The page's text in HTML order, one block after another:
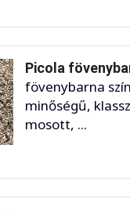
Picola
fövenybarna
minőségű,
mosott, ...